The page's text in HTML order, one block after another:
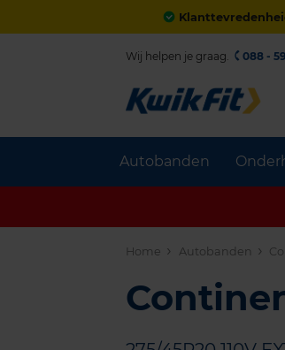
Autobanden
Wij helpen je graag. 088 -
Home Autobanden